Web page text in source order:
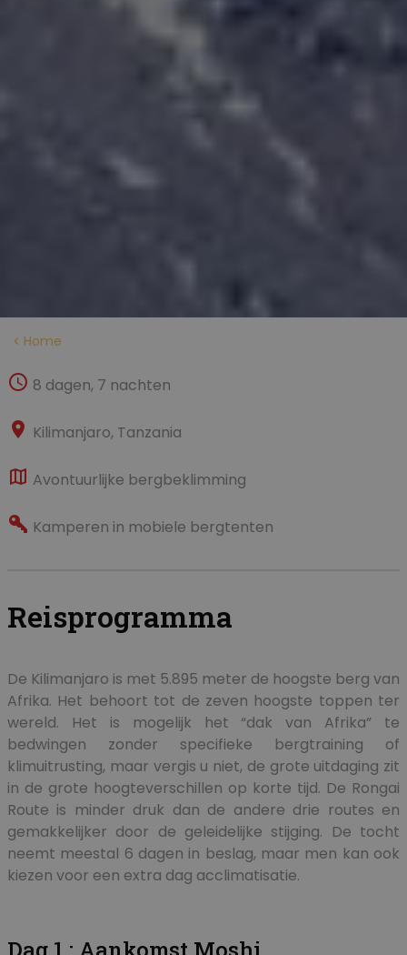
Home
8 dagen, 7 nachten
Kilimanjaro, Tanzania
Avontuurlijke bergbeklimming
Kamperen in mobiele bergtenten
Reisprogramma
De Kilimanjaro is met 5.895 meter de hoogste berg van
Afrika. Het behoort tot de zeven hoogste toppen ter
wereld. Het is mogelijk het “dak van Afrika” te
bedwingen zonder specifieke bergtraining of
klimuitrusting, maar vergis u niet, de grote uitdaging zit
in de grote hoogteverschillen op korte tijd. De Rongai
Route is minder druk dan de andere drie routes en
gemakkelijker door de geleidelijke stijging. De tocht
neemt meestal 6 dagen in beslag, maar men kan ook
kiezen voor een extra dag acclimatisatie.